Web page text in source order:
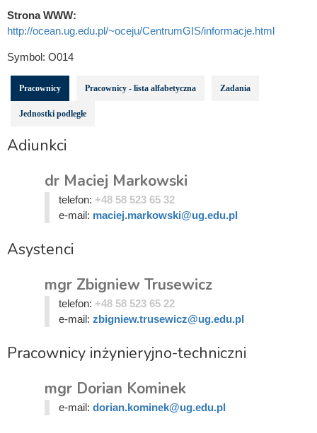
Strona WWW:
http://ocean.ug.edu.pl/~oceju/CentrumGIS/informacje.html
Symbol: O014
Pracownicy Pracownicy - lista alfabetyczna Zadania
Jednostki podległe
Adiunkci
dr Maciej Markowski
telefon: +48 58 523 65 32
e-mail: maciej.markowski@ug.edu.pl
Asystenci
mgr Zbigniew Trusewicz
telefon: +48 58 523 65 22
e-mail: zbigniew.trusewicz@ug.edu.pl
Pracownicy inżynieryjno-techniczni
mgr Dorian Kominek
e-mail: dorian.kominek@ug.edu.pl